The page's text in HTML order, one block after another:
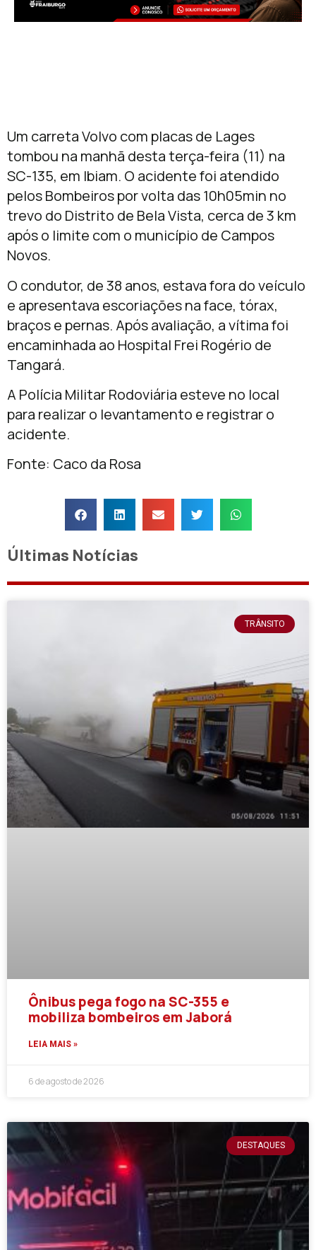
Um carreta Volvo com placas de Lages
tombou na manhã desta terça-feira (11) na
SC-135, em Ibiam. O acidente foi atendido
pelos Bombeiros por volta das 10h05min no
trevo do Distrito de Bela Vista, cerca de 3 km
após o limite com o município de Campos
Novos.
O condutor, de 38 anos, estava fora do veículo
e apresentava escoriações na face, tórax,
braços e pernas. Após avaliação, a vítima foi
encaminhada ao Hospital Frei Rogério de
Tangará.
A Polícia Militar Rodoviária esteve no local
para realizar o levantamento e registrar o
acidente.
Fonte: Caco da Rosa
Últimas Notícias
TRÂNSITO
Ônibus pega fogo na SC-355 e
mobiliza bombeiros em Jaborá
LEIA MAIS »
6 de agosto de 2026
DESTAQUES